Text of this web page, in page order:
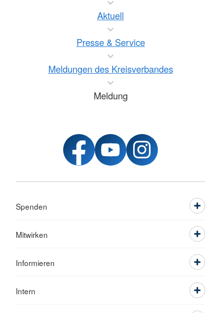
Aktuell
Presse & Service
Meldungen des Kreisverbandes
Meldung
Spenden
Mitwirken
Informieren
Intern